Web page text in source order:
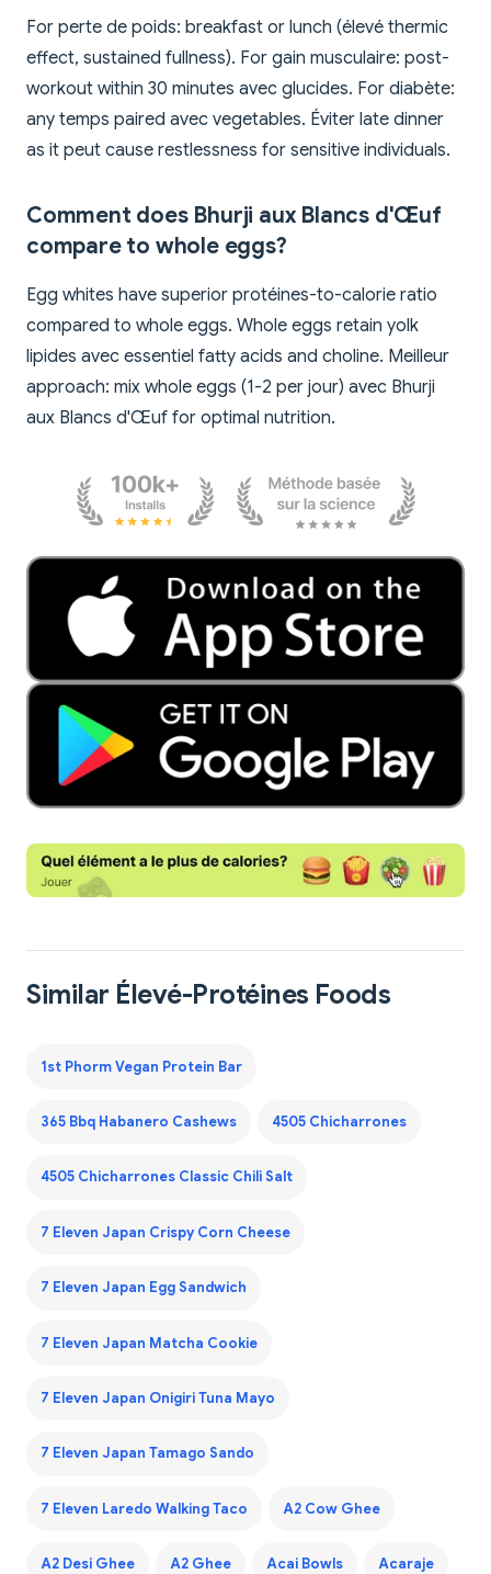
For perte de poids: breakfast or lunch (élevé thermic
effect, sustained fullness). For gain musculaire: post-
workout within 30 minutes avec glucides. For diabète:
any temps paired avec vegetables. Éviter late dinner
as it peut cause restlessness for sensitive individuals.
Comment does Bhurji aux Blancs d'Œuf
compare to whole eggs?
Egg whites have superior protéines-to-calorie ratio
compared to whole eggs. Whole eggs retain yolk
lipides avec essentiel fatty acids and choline. Meilleur
approach: mix whole eggs (1-2 per jour) avec Bhurji
aux Blancs d'Œuf for optimal nutrition.
Similar Élevé-Protéines Foods
1st Phorm Vegan Protein Bar
365 Bbq Habanero Cashews 4505 Chicharrones
4505 Chicharrones Classic Chili Salt
7 Eleven Japan Crispy Corn Cheese
7 Eleven Japan Egg Sandwich
7 Eleven Japan Matcha Cookie
7 Eleven Japan Onigiri Tuna Mayo
7 Eleven Japan Tamago Sando
7 Eleven Laredo Walking Taco A2 Cow Ghee
A2 Desi Ghee A2 Ghee Acai Bowls Acaraje